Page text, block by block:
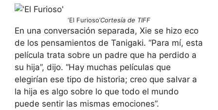
‘El Furioso’Cortesía de TIFF
En una conversación separada, Xie se hizo eco
de los pensamientos de Tanigaki. “Para mí, esta
película trata sobre un padre que ha perdido a
su hija”, dijo. “Hay muchas películas que
elegirían ese tipo de historia; creo que salvar a
la hija es algo sobre lo que todo el mundo
puede sentir las mismas emociones”.